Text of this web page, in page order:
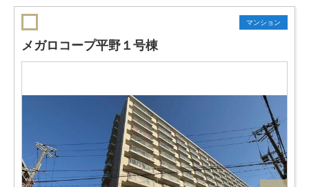
マンション
メガロコープ平野１号棟